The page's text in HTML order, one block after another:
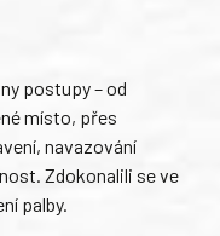
postupy – od
místo, přes
navazování
Zdokonalili se ve
palby.